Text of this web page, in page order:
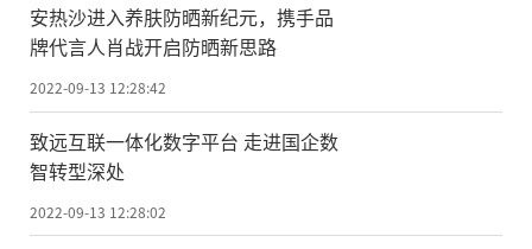
安热沙进入养肤防晒新纪元，携手品
牌代言人肖战开启防晒新思路
2022-09-13 12:28:42
致远互联一体化数字平台 走进国企数
智转型深处
2022-09-13 12:28:02